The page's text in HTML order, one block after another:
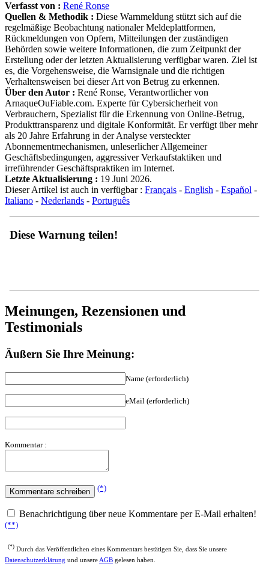
Verfasst von : René Ronse
Quellen & Methodik : Diese Warnmeldung stützt sich auf die
regelmäßige Beobachtung nationaler Meldeplattformen,
Rückmeldungen von Opfern, Mitteilungen der zuständigen
Behörden sowie weitere Informationen, die zum Zeitpunkt der
Erstellung oder der letzten Aktualisierung verfügbar waren. Ziel ist
es, die Vorgehensweise, die Warnsignale und die richtigen
Verhaltensweisen bei dieser Art von Betrug zu erkennen.
Über den Autor : René Ronse, Verantwortlicher von
ArnaqueOuFiable.com. Experte für Cybersicherheit von
Verbrauchern, Spezialist für die Erkennung von Online-Betrug,
Produkttransparenz und digitale Konformität. Er verfügt über mehr
als 20 Jahre Erfahrung in der Analyse versteckter
Abonnementmechanismen, unleserlicher Allgemeiner
Geschäftsbedingungen, aggressiver Verkaufstaktiken und
irreführender Geschäftspraktiken im Internet.
Letzte Aktualisierung : 19 Juni 2026.
Dieser Artikel ist auch in verfügbar : Français - English - Español -
Italiano - Nederlands - Português
Diese Warnung teilen!
Meinungen, Rezensionen und
Testimonials
Äußern Sie Ihre Meinung:
Name (erforderlich)
eMail (erforderlich)
Kommentar :
(*)
Benachrichtigung über neue Kommentare per E-Mail erhalten!
(**)
(*) Durch das Veröffentlichen eines Kommentars bestätigen Sie, dass Sie unsere
Datenschutzerklärung und unsere AGB gelesen haben.